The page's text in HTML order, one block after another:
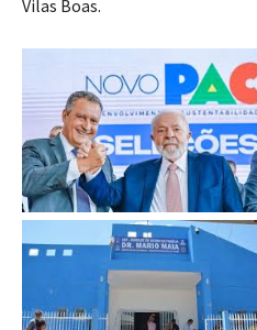
Vilas Boas.